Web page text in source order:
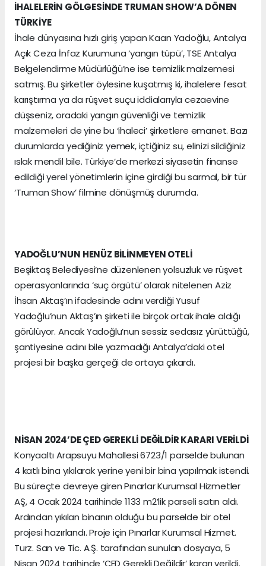
İHALELERİN GÖLGESİNDE TRUMAN SHOW’A DÖNEN
TÜRKİYE
İhale dünyasına hızlı giriş yapan Kaan Yadoğlu, Antalya
Açık Ceza İnfaz Kurumuna ‘yangın tüpü’, TSE Antalya
Belgelendirme Müdürlüğü’ne ise temizlik malzemesi
satmış. Bu şirketler öylesine kuşatmış ki, ihalelere fesat
karıştırma ya da rüşvet suçu iddialarıyla cezaevine
düşseniz, oradaki yangın güvenliği ve temizlik
malzemeleri de yine bu ‘ihaleci’ şirketlere emanet. Bazı
durumlarda yediğiniz yemek, içtiğiniz su, elinizi sildiğiniz
ıslak mendil bile. Türkiye’de merkezi siyasetin finanse
edildiği yerel yönetimlerin içine girdiği bu sarmal, bir tür
‘Truman Show’ filmine dönüşmüş durumda.
YADOĞLU’NUN HENÜZ BİLİNMEYEN OTELİ
Beşiktaş Belediyesi’ne düzenlenen yolsuzluk ve rüşvet
operasyonlarında ‘suç örgütü’ olarak nitelenen Aziz
İhsan Aktaş’ın ifadesinde adını verdiği Yusuf
Yadoğlu’nun Aktaş’ın şirketi ile birçok ortak ihale aldığı
görülüyor. Ancak Yadoğlu’nun sessiz sedasız yürüttüğü,
şantiyesine adını bile yazmadığı Antalya’daki otel
projesi bir başka gerçeği de ortaya çıkardı.
NİSAN 2024’DE ÇED GEREKLİ DEĞİLDİR KARARI VERİLDİ
Konyaaltı Arapsuyu Mahallesi 6723/1 parselde bulunan
4 katlı bina yıkılarak yerine yeni bir bina yapılmak istendi.
Bu süreçte devreye giren Pınarlar Kurumsal Hizmetler
AŞ, 4 Ocak 2024 tarihinde 1133 m2’lik parseli satın aldı.
Ardından yıkılan binanın olduğu bu parselde bir otel
projesi hazırlandı. Proje için Pınarlar Kurumsal Hizmet.
Turz. San ve Tic. A.Ş. tarafından sunulan dosyaya, 5